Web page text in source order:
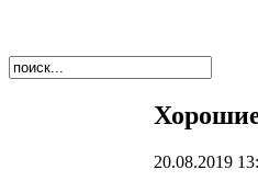
20.08.2019